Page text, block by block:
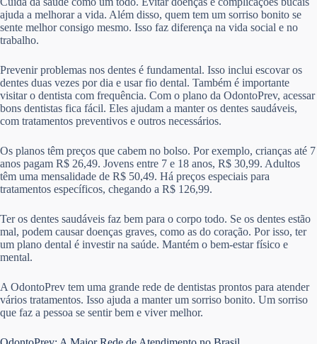
ajuda a melhorar a vida. Além disso, quem tem um sorriso bonito se
sente melhor consigo mesmo. Isso faz diferença na vida social e no
trabalho.
Prevenir problemas nos dentes é fundamental. Isso inclui escovar os
dentes duas vezes por dia e usar fio dental. Também é importante
visitar o dentista com frequência. Com o plano da OdontoPrev, acessar
bons dentistas fica fácil. Eles ajudam a manter os dentes saudáveis,
com tratamentos preventivos e outros necessários.
Os planos têm preços que cabem no bolso. Por exemplo, crianças até 7
anos pagam R$ 26,49. Jovens entre 7 e 18 anos, R$ 30,99. Adultos
têm uma mensalidade de R$ 50,49. Há preços especiais para
tratamentos específicos, chegando a R$ 126,99.
Ter os dentes saudáveis faz bem para o corpo todo. Se os dentes estão
mal, podem causar doenças graves, como as do coração. Por isso, ter
um plano dental é investir na saúde. Mantém o bem-estar físico e
mental.
A OdontoPrev tem uma grande rede de dentistas prontos para atender
vários tratamentos. Isso ajuda a manter um sorriso bonito. Um sorriso
que faz a pessoa se sentir bem e viver melhor.